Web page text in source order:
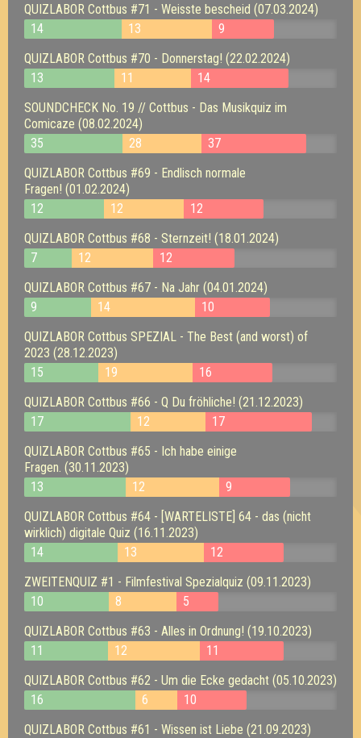
QUIZLABOR Cottbus #71 - Weisste bescheid (07.03.2024)
14
13
9
QUIZLABOR Cottbus #70 - Donnerstag! (22.02.2024)
13
11
14
SOUNDCHECK No. 19 // Cottbus - Das Musikquiz im
Comicaze (08.02.2024)
35
28
37
QUIZLABOR Cottbus #69 - Endlisch normale
Fragen! (01.02.2024)
12
12
12
QUIZLABOR Cottbus #68 - Sternzeit! (18.01.2024)
7
12
12
QUIZLABOR Cottbus #67 - Na Jahr (04.01.2024)
9
14
10
QUIZLABOR Cottbus SPEZIAL - The Best (and worst) of
2023 (28.12.2023)
15
19
16
QUIZLABOR Cottbus #66 - Q Du fröhliche! (21.12.2023)
17
12
17
QUIZLABOR Cottbus #65 - Ich habe einige
Fragen. (30.11.2023)
13
12
9
QUIZLABOR Cottbus #64 - [WARTELISTE] 64 - das (nicht
wirklich) digitale Quiz (16.11.2023)
14
13
12
ZWEITENQUIZ #1 - Filmfestival Spezialquiz (09.11.2023)
10
8
5
QUIZLABOR Cottbus #63 - Alles in Ordnung! (19.10.2023)
11
12
11
QUIZLABOR Cottbus #62 - Um die Ecke gedacht (05.10.2023)
16
6
10
QUIZLABOR Cottbus #61 - Wissen ist Liebe (21.09.2023)